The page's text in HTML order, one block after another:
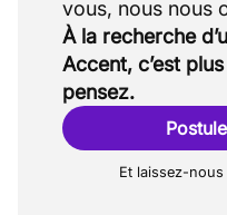
À la recherche
Accent, c’est
pensez.
Et laissez-